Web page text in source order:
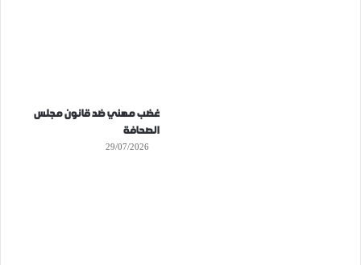
غضب مهني ضد قانون مجلس
الصحافة
29/07/2026